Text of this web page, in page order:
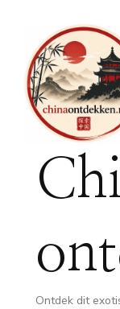
Ontdek dit